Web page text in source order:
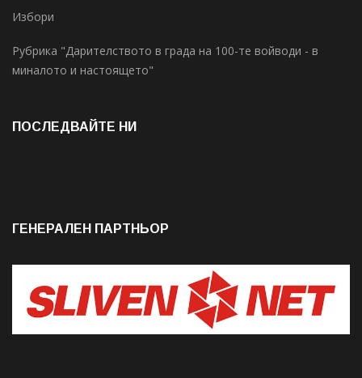
Избори
Рубрика "Дарителството в града на 100-те войводи - в
миналото и настоящето"
ПОСЛЕДВАЙТЕ НИ
ГЕНЕРАЛЕН ПАРТНЬОР